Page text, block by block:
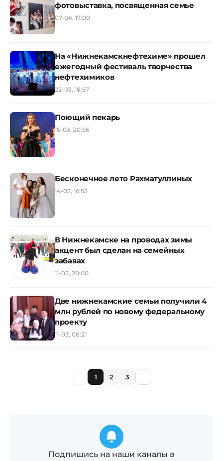
фотовыставка, посвященная семье
07-04, 17:00
На «Нижнекамскнефтехиме» прошел
ежегодный фестиваль творчества
нефтехимиков
22-03, 18:57
Поющий пекарь
15-03, 20:56
Бесконечное лето Рахматуллиных
14-03, 16:53
В Нижнекамске на проводах зимы
акцент был сделан на семейных
забавах
11-03, 20:00
Две нижнекамские семьи получили 4
млн рублей по новому федеральному
проекту
11-03, 08:21
1 2 3
Подпишись на наши каналы в